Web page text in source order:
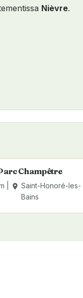
Nièvre.
Champêtre
| place Saint-Honoré-les-
Bains